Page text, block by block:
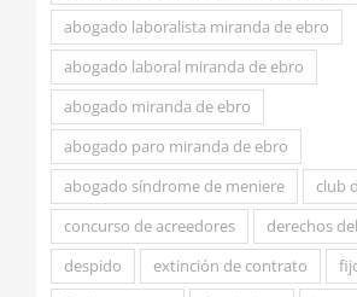
abogado laboralista miranda de ebro
abogado laboral miranda de ebro
abogado miranda de ebro
abogado paro miranda de ebro
abogado síndrome de meniere
club
concurso de acreedores
derechos
despido
extinción de contrato